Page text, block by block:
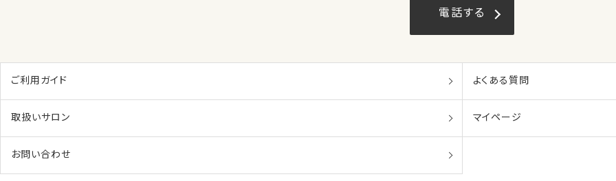
電話する
ご利用ガイド よくある質問
取扱いサロン マイページ
お問い合わせ